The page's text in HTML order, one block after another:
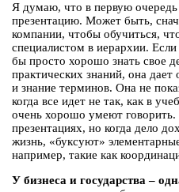
Я думаю, что в первую
презентацию. Может быть,
компании, чтобы обучиться,
специалистом в иерархии.
бы просто хорошо знать свое
практических знаний, она
и знание терминов. Она не
когда все идет не так, как в
очень хорошо умеют
презентациях, но когда дело
жизнь, «буксуют»
например, такие как
У бизнеса и государства –